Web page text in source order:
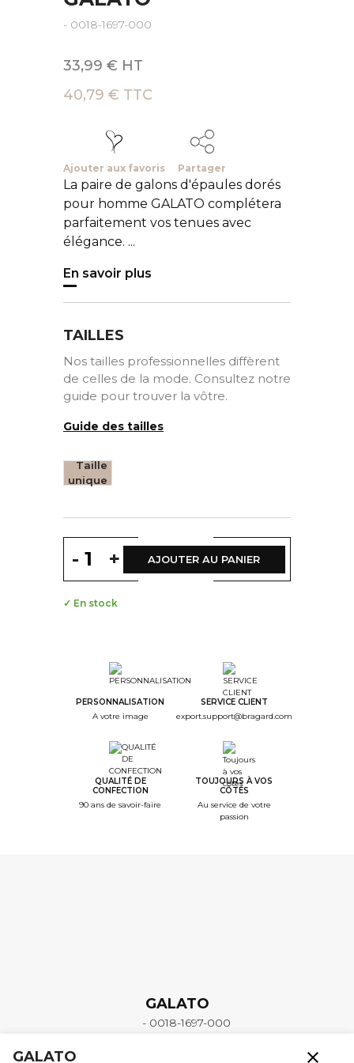
GALATO close
- 0018-1697-000
33,99 € HT
40,79 € TTC
Ajouter aux favoris Partager
La paire de galons d'épaules dorés
pour homme GALATO complétera
parfaitement vos tenues avec
élégance. ...
En savoir plus
TAILLES
Nos tailles professionnelles diffèrent
de celles de la mode. Consultez notre
guide pour trouver la vôtre.
Guide des tailles
Taille
unique
- + AJOUTER AU PANIER
✓ En stock
PERSONNALISATION
A votre image
SERVICE CLIENT
export.support@bragard.com
QUALITÉ DE
CONFECTION
90 ans de savoir-faire
TOUJOURS À VOS
CÔTÉS
Au service de votre
passion
GALATO
- 0018-1697-000